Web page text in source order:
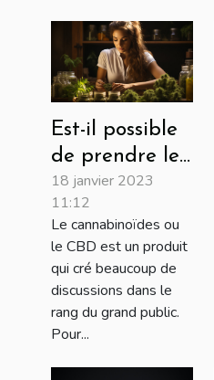
Est-il possible
de prendre le
CBD sur
ordonnance ?
18 janvier 2023
11:12
Le cannabinoïdes ou
le CBD est un produit
qui cré beaucoup de
discussions dans le
rang du grand public.
Pour...